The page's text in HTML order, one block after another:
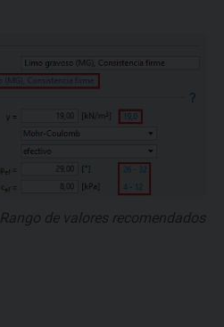
de valores recomendados